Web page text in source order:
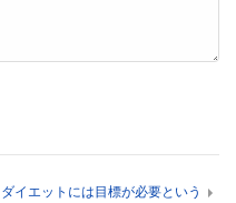
ダイエットには目標が必要という